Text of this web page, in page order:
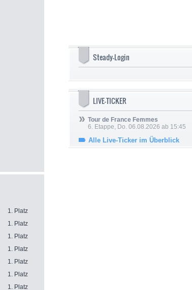
1. Platz
1. Platz
1. Platz
1. Platz
1. Platz
1. Platz
1. Platz
Steady-Login
LIVE-TICKER
Tour de France Femmes
6. Etappe, Do. 06.08.2026 ab 15:45
Alle Live-Ticker im Überblick